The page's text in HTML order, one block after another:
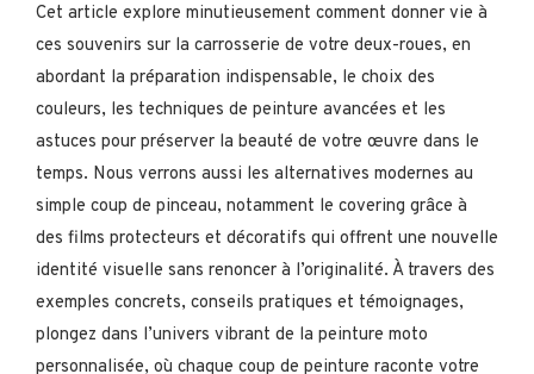
Cet article explore minutieusement comment donner vie à
ces souvenirs sur la carrosserie de votre deux-roues, en
abordant la préparation indispensable, le choix des
couleurs, les techniques de peinture avancées et les
astuces pour préserver la beauté de votre œuvre dans le
temps. Nous verrons aussi les alternatives modernes au
simple coup de pinceau, notamment le covering grâce à
des films protecteurs et décoratifs qui offrent une nouvelle
identité visuelle sans renoncer à l’originalité. À travers des
exemples concrets, conseils pratiques et témoignages,
plongez dans l’univers vibrant de la peinture moto
personnalisée, où chaque coup de peinture raconte votre